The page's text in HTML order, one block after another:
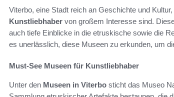
Viterbo, eine Stadt reich an Geschichte und
Kunstliebhaber von großem Interesse sind.
auch tiefe Einblicke in die etruskische sowie die
es unerlässlich, diese Museen zu erkunden, um
Must-See Museen für Kunstliebhaber
Unter den Museen in Viterbo sticht das Museo